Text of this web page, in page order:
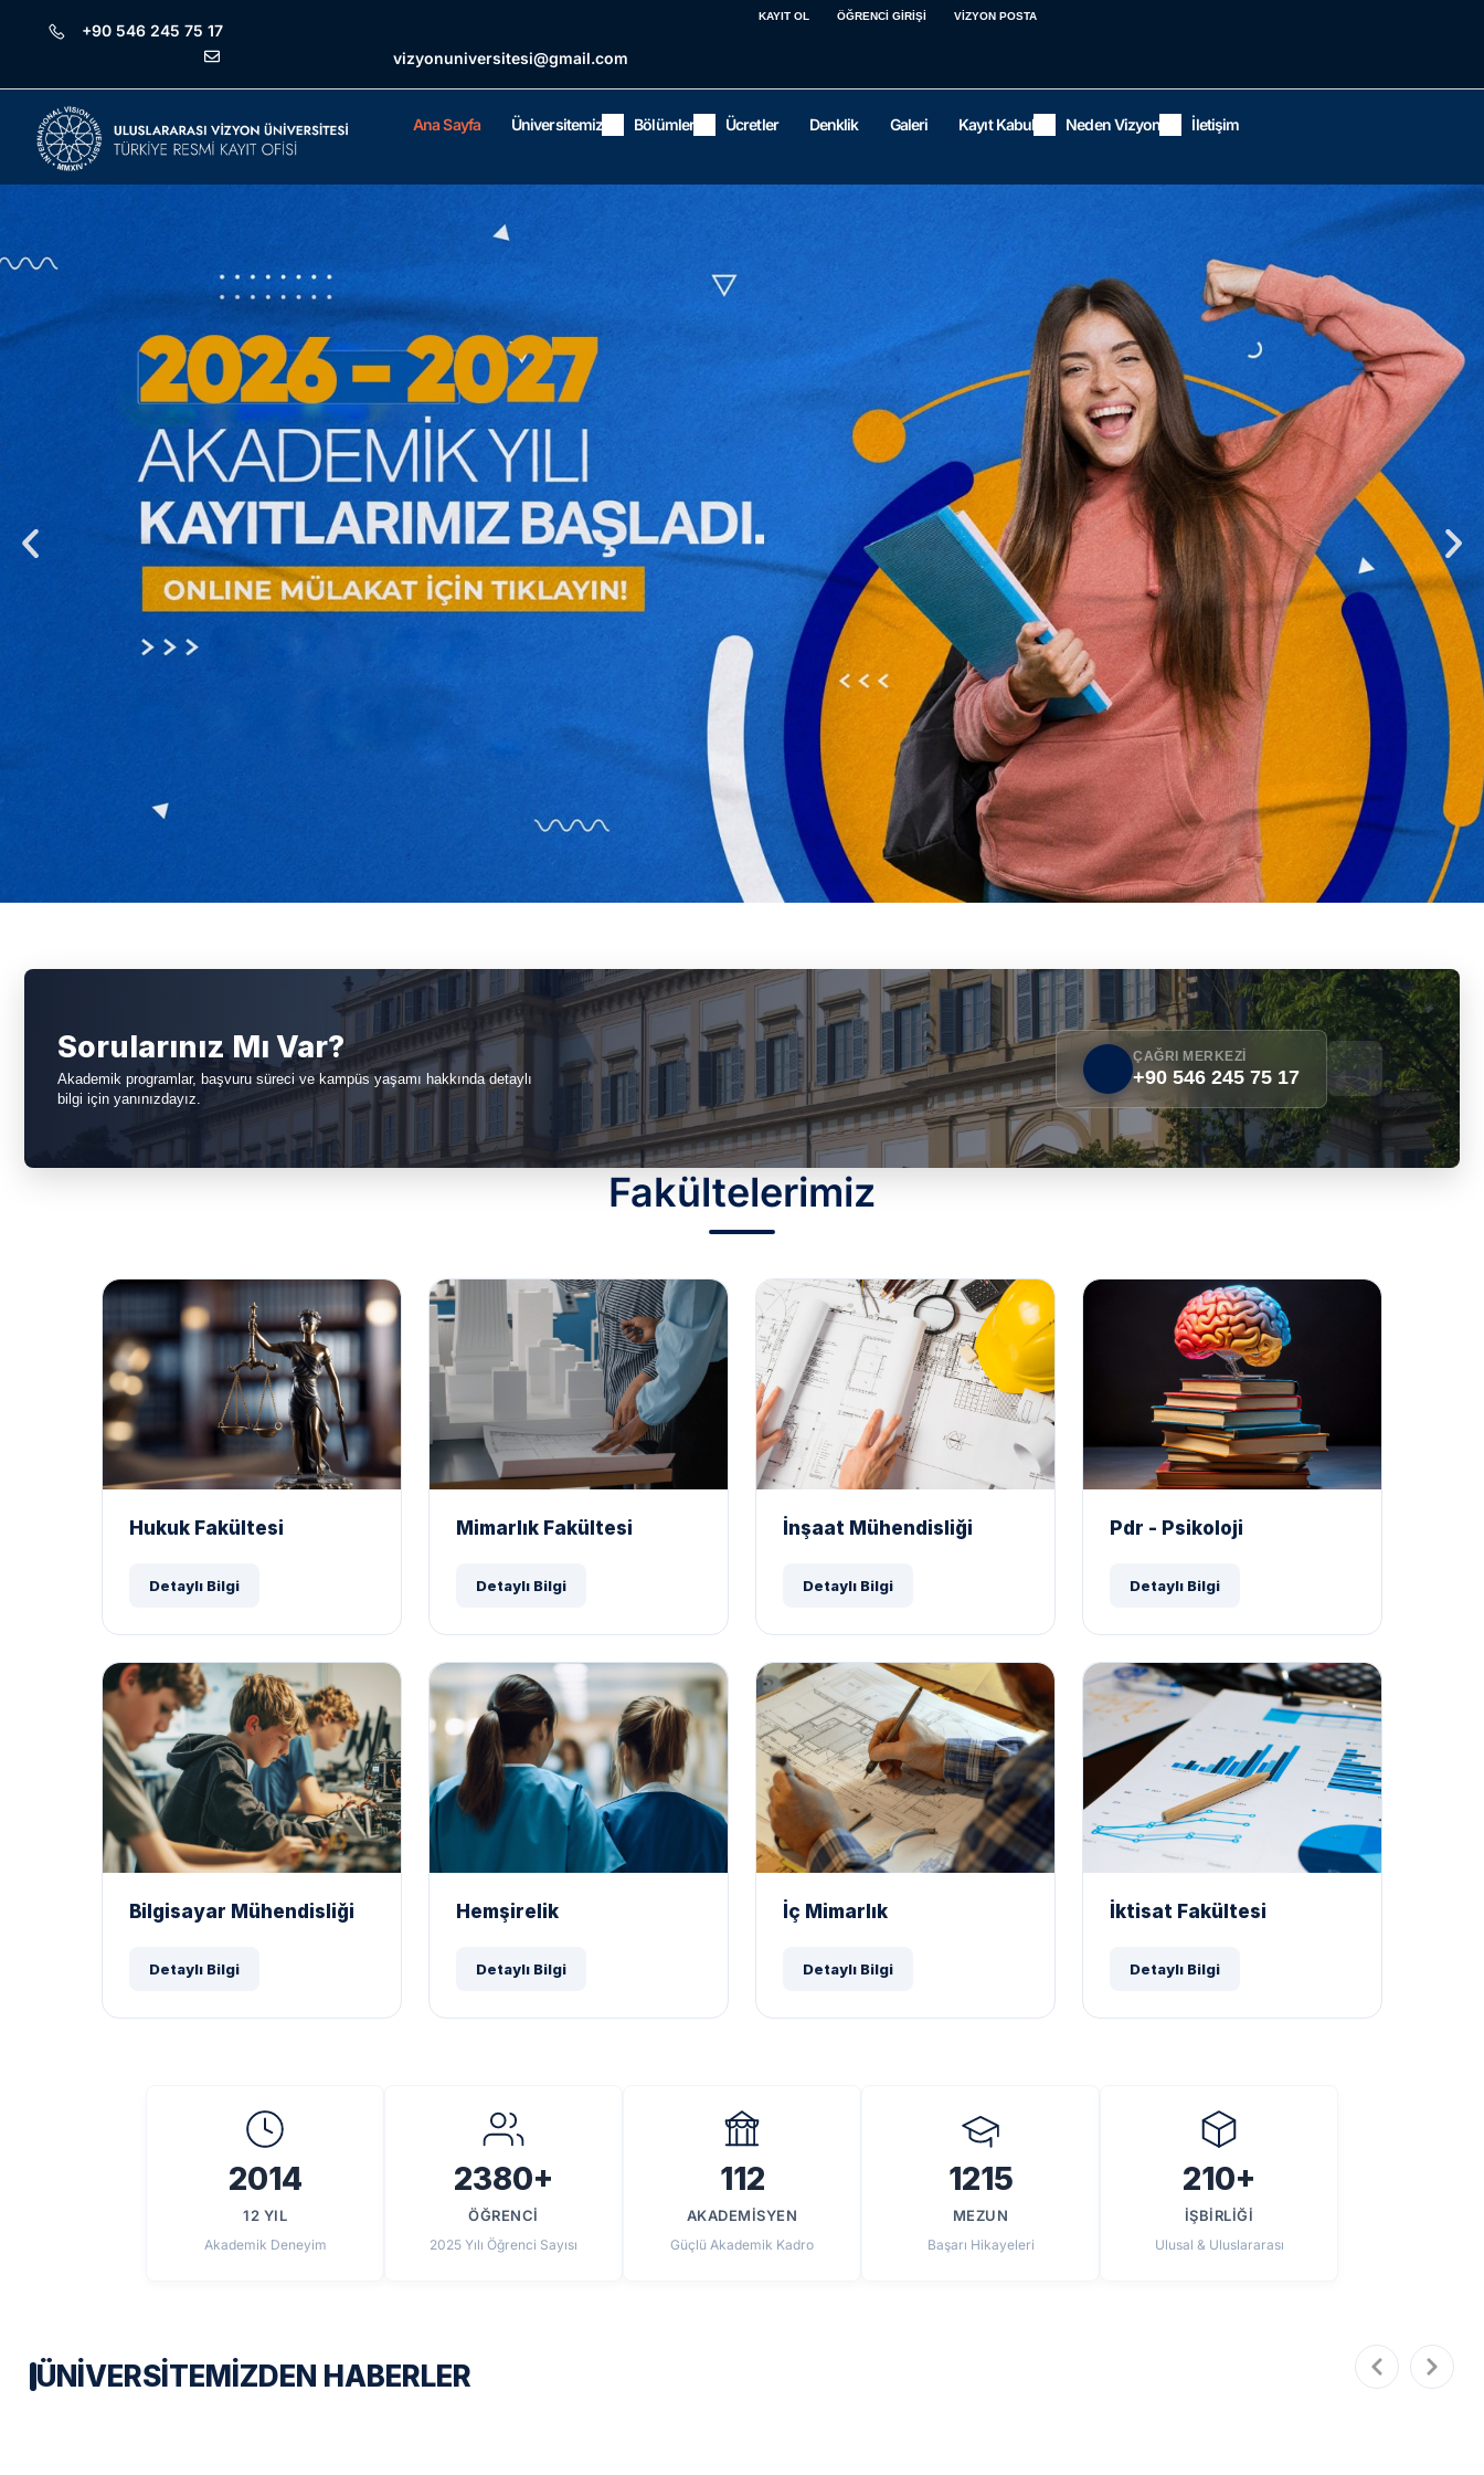
+90 546 245 75 17
vizyonuniversitesi@gmail.com
KAYIT OL ÖĞRENCİ GİRİŞİ VİZYON POSTA
Ana Sayfa Üniversitemiz Bölümler Ücretler Denklik Galeri Kayıt Kabul Neden Vizyon İletişim
Sorularınız Mı Var?
Akademik programlar, başvuru süreci ve kampüs yaşamı hakkında detaylı
bilgi için yanınızdayız.
ÇAĞRI MERKEZİ
+90 546 245 75 17
Fakültelerimiz
Hukuk Fakültesi
Detaylı Bilgi
Mimarlık Fakültesi
Detaylı Bilgi
İnşaat Mühendisliği
Detaylı Bilgi
Pdr - Psikoloji
Detaylı Bilgi
Bilgisayar Mühendisliği
Detaylı Bilgi
Hemşirelik
Detaylı Bilgi
İç Mimarlık
Detaylı Bilgi
İktisat Fakültesi
Detaylı Bilgi
2014
12 YIL
Akademik Deneyim
2380+
ÖĞRENCİ
2025 Yılı Öğrenci Sayısı
112
AKADEMİSYEN
Güçlü Akademik Kadro
1215
MEZUN
Başarı Hikayeleri
210+
İŞBİRLİĞİ
Ulusal & Uluslararası
ÜNIVERSITEMIZDEN HABERLER